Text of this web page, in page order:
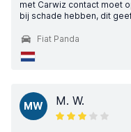
met Carwiz contact moet
bij schade hebben, dit
Fiat Panda
MW M. W.